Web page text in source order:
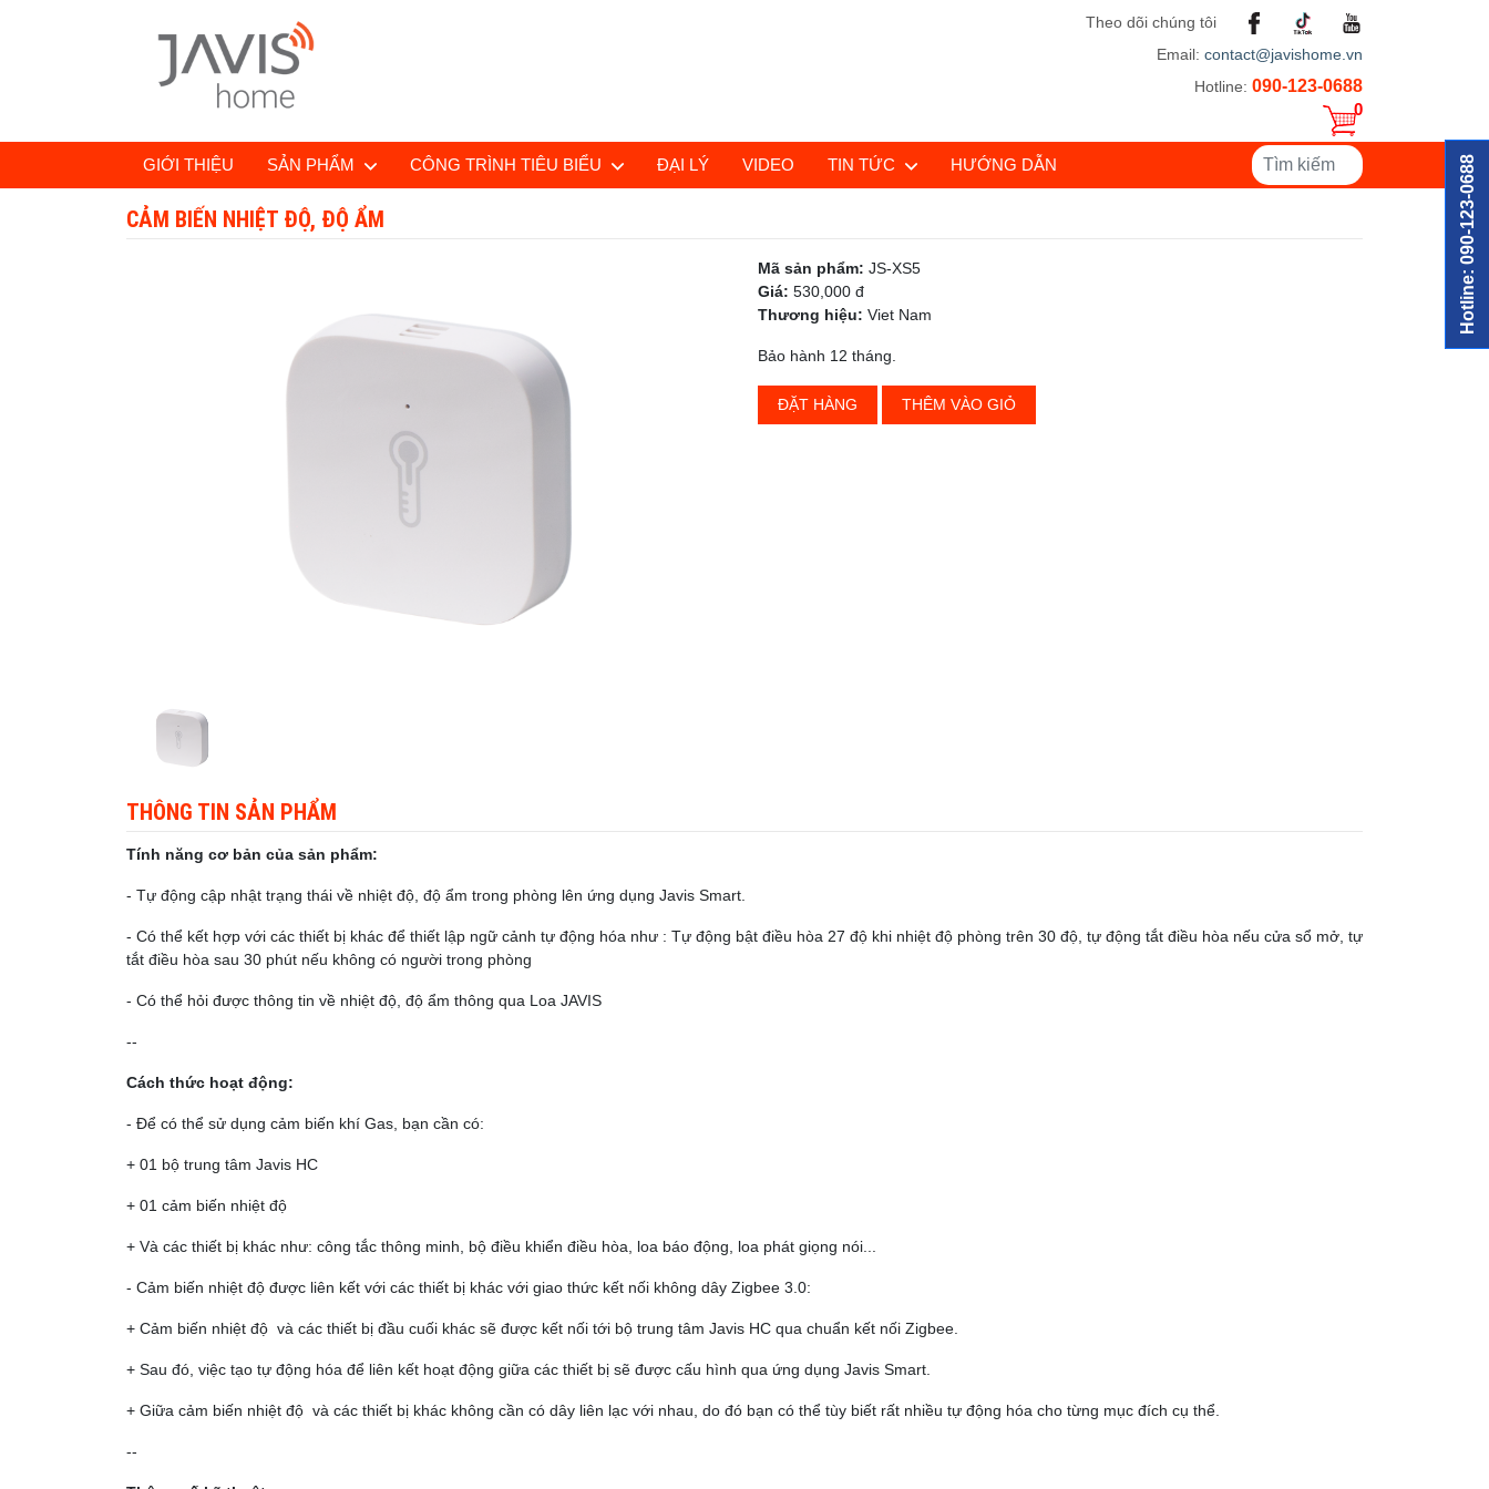
Hotline: 090-123-0688
Theo dõi chúng tôi
Email: contact@javishome.vn
Hotline: 090-123-0688
0
GIỚI THIỆU SẢN PHẨM CÔNG TRÌNH TIÊU BIỂU ĐẠI LÝ VIDEO TIN TỨC HƯỚNG DẪN
CẢM BIẾN NHIỆT ĐỘ, ĐỘ ẨM
Mã sản phẩm: JS-XS5
Giá: 530,000 đ
Thương hiệu: Viet Nam
Bảo hành 12 tháng.
ĐẶT HÀNG THÊM VÀO GIỎ
THÔNG TIN SẢN PHẨM
Tính năng cơ bản của sản phẩm:
- Tự động cập nhật trạng thái về nhiệt độ, độ ẩm trong phòng lên ứng dụng Javis Smart.
- Có thể kết hợp với các thiết bị khác để thiết lập ngữ cảnh tự động hóa như : Tự động bật điều hòa 27 độ khi nhiệt độ phòng trên 30 độ, tự động tắt điều hòa nếu cửa sổ mở, tự
tắt điều hòa sau 30 phút nếu không có người trong phòng
- Có thể hỏi được thông tin về nhiệt độ, độ ẩm thông qua Loa JAVIS
--
Cách thức hoạt động:
- Để có thể sử dụng cảm biến khí Gas, bạn cần có:
+ 01 bộ trung tâm Javis HC
+ 01 cảm biến nhiệt độ
+ Và các thiết bị khác như: công tắc thông minh, bộ điều khiển điều hòa, loa báo động, loa phát giọng nói...
- Cảm biến nhiệt độ được liên kết với các thiết bị khác với giao thức kết nối không dây Zigbee 3.0:
+ Cảm biến nhiệt độ và các thiết bị đầu cuối khác sẽ được kết nối tới bộ trung tâm Javis HC qua chuẩn kết nối Zigbee.
+ Sau đó, việc tạo tự động hóa để liên kết hoạt động giữa các thiết bị sẽ được cấu hình qua ứng dụng Javis Smart.
+ Giữa cảm biến nhiệt độ và các thiết bị khác không cần có dây liên lạc với nhau, do đó bạn có thể tùy biết rất nhiều tự động hóa cho từng mục đích cụ thể.
--